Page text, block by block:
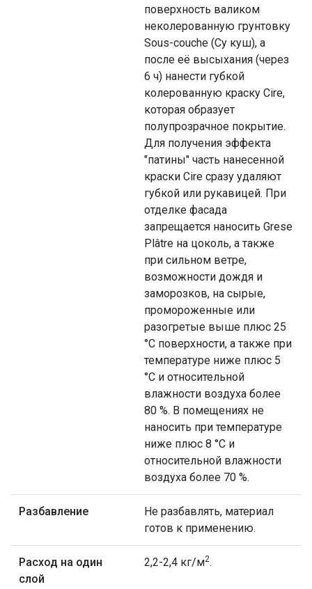
поверхность валиком
неколерованную грунтовку
Sous-couche (Cу куш), а
после её высыхания (через
6 ч) нанести губкой
колерованную краску Cire,
которая образует
полупрозрачное покрытие.
Для получения эффекта
"патины" часть нанесенной
краски Cire сразу удаляют
губкой или рукавицей. При
отделке фасада
запрещается наносить Grese
Plâtre на цоколь, а также
при сильном ветре,
возможности дождя и
заморозков, на сырые,
промороженные или
разогретые выше плюс 25
°С поверхности, а также при
температуре ниже плюс 5
°С и относительной
влажности воздуха более
80 %. В помещениях не
наносить при температуре
ниже плюс 8 °С и
относительной влажности
воздуха более 70 %.
Разбавление
Не разбавлять, материал
готов к применению.
Расход на один
слой
2,2-2,4 кг/м2.